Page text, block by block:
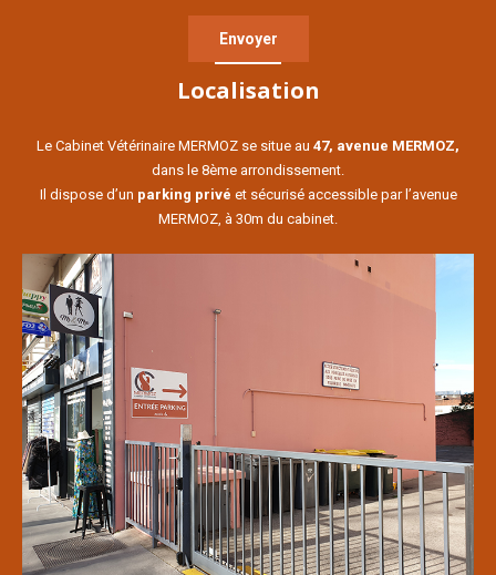
Localisation
Le Cabinet Vétérinaire MERMOZ se situe au 47, avenue MERMOZ,
dans le 8ème arrondissement.
Il dispose d’un parking privé et sécurisé accessible par l’avenue
MERMOZ, à 30m du cabinet.